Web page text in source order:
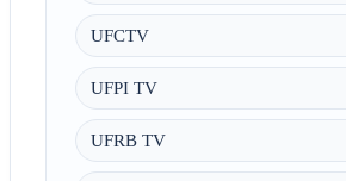
UFCTV
UFPI TV
UFRB TV